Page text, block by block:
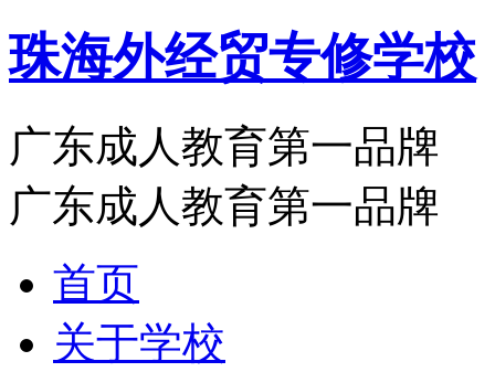
珠海外经贸专修学校
广东成人教育第一品牌
广东成人教育第一品牌
首页
关于学校